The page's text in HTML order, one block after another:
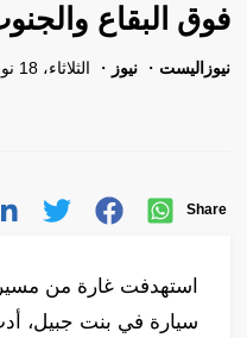
فوق البقاع
نيوزاليست نيوز الثلاثاء، 18 نوفمبر 2025
Share
استهدفت غارة من
سيارة في بنت جبيل،